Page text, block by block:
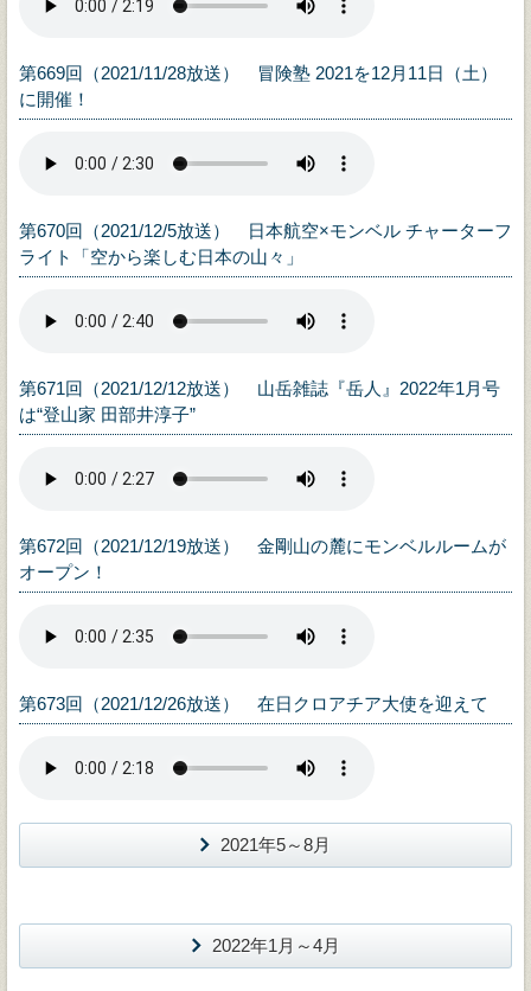
第669回（2021/11/28放送） 冒険塾 2021を12月11日（土）
に開催！
第670回（2021/12/5放送） 日本航空×モンベル チャーターフ
ライト「空から楽しむ日本の山々」
第671回（2021/12/12放送） 山岳雑誌『岳人』2022年1月号
は“登山家 田部井淳子”
第672回（2021/12/19放送） 金剛山の麓にモンベルルームが
オープン！
第673回（2021/12/26放送） 在日クロアチア大使を迎えて
2021年5～8月
2022年1月～4月